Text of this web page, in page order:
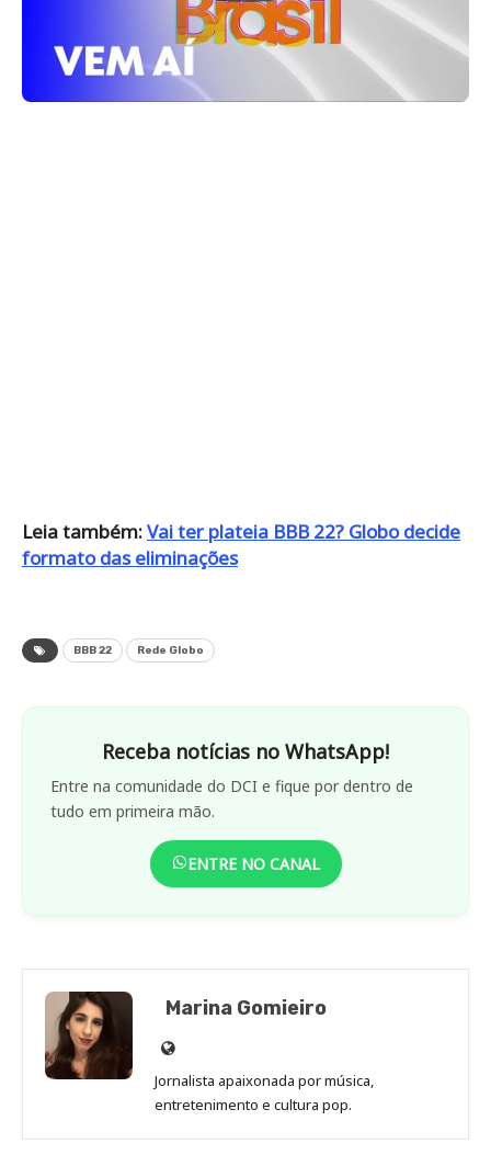
Leia também:Vai ter plateia BBB 22? Globo decide
formato das eliminações
BBB 22 Rede Globo
Receba notícias no WhatsApp!
Entre na comunidade do DCI e fique por dentro de
tudo em primeira mão.
ENTRE NO CANAL
Marina Gomieiro
Site
de
Marina
Jornalista apaixonada por música,
entretenimento e cultura pop.